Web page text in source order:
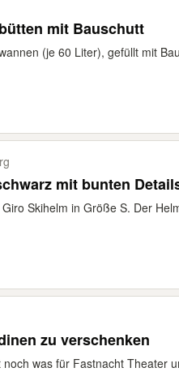
mit Bauschutt
(je 60 Liter), gefüllt mit
mit bunten
Skihelm in Größe S. Der
zu verschenken
was für Fastnacht Theater